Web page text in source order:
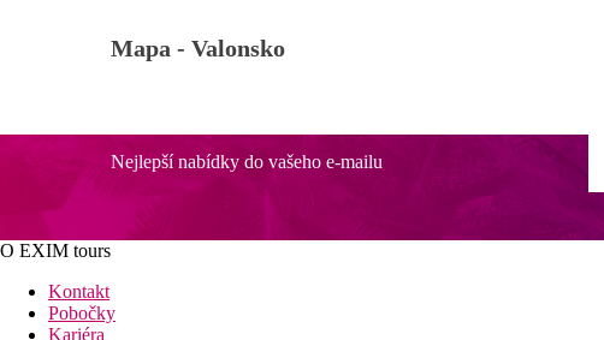
Mapa - Valonsko
Nejlepší nabídky do vašeho e-mailu
O EXIM tours
Kontakt
Pobočky
Kariéra